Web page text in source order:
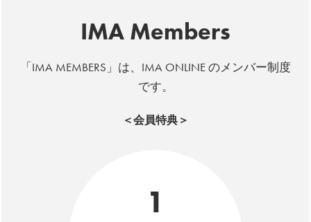
IMA Members
「IMA MEMBERS」は、IMA ONLINE のメンバー制度
です。
＜会員特典＞
1